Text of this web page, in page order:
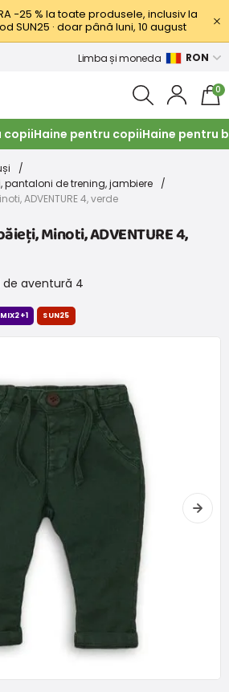
−25 % la toate produsele, inclusiv la
SUN25 · doar până luni, 10 august
Limba și moneda RON
0
copiiHaine pentru copiiHaine pentru
pantaloni de trening, jambiere
ADVENTURE 4, verde
Minoti, ADVENTURE 4,
de aventură 4
MIX2+1 SUN25